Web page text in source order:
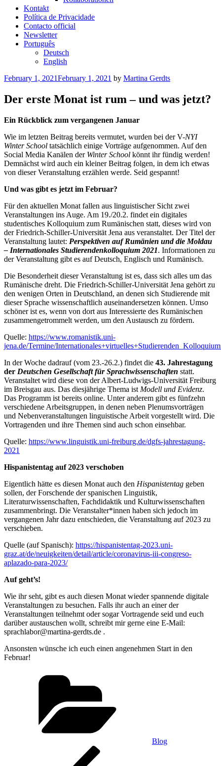
Kontakt
Política de Privacidade
Contacto official
Newsletter
Português
Deutsch
English
Posted
February 1, 2021February 1, 2021 by Martina Gerdts
Der erste Monat ist rum – und was jetzt?
Ein Rückblick zum vergangenen Januar
Wie im letzten Beitrag bereits vermutet, wurden bei der V-NYI
Winter School tatsächlich einige Vorträge aufgenommen. Auf den
Social Media Kanälen der Winter School könnt ihr fündig werden!
Demnächst wird auch ein kleiner Beitrag folgen, in dem ich etwas
von dieser Veranstaltung erzählen werde. Seid gespannt!
Und was gibt es jetzt im Februar?
Für den aktuellen Monat fallen aus linguistischer Sicht zwei
Veranstaltungen ins Auge. Am 19./20.2. findet ein digitales
studentisches Kolloquium zum Rumänischen statt, dieses wird von
der Friedrich-Schiller-Universität Jena aus veranstaltet. Der Titel der
Veranstaltung lautet: Perspektiven auf Rumänien und die Moldau
– Internationales Studierendenkolloquium 2021. Informationen zu
der Veranstaltung gibt es auf Deutsch, Englisch und Rumänisch.
Die Besonderheit dieser Veranstaltung ist es, dass sich alles um das
Rumänische dreht. Die Friedrich-Schiller-Universität Jena gehört zu
den wenigen Orten in Deutschland, an denen sich Studierende mit
dieser Sprache wissenschaftlich auseinandersetzen können. Umso
schöner ist es, wenn von dort aus Interessierte des Rumänischen
zusammengetrommelt werden, um den Austausch zu fördern.
Quelle: https://www.romanistik.uni-
jena.de/Termine/
In der Woche dadrauf (vom 23.-26.2.) findet die 43. Jahrestagung
der Deutschen Gesellschaft für Sprachwissenschaften statt.
Veranstaltet wird diese von der Albert-Ludwigs-Universität Freiburg
im Breisgau aus. Das diesjährige Thema ist Modell und Evidenz.
Das Programm ist bereits online. Unter anderem gibt es fünfzehn
verschiedene Arbeitsgruppen, in denen neben Plenumsvorträgen
und Nebenveranstaltungen linguistische Arbeit vorgestellt wird. Die
Vortragenden und ihre Themen sind auch schon einsehbar.
Quelle: https://www.linguistik.uni-freiburg.de/dgfs-jahrestagung-
2021
Hispanistentag auf 2023 verschoben
Eigentlich hätte es diesen Monat auch den Hispanistentag geben
sollen, der Forschende der spanischen Linguistik,
Literaturwissenschaften, Fachdidaktik und Kulturwissenschaften
zusammenbringt. Die Veranstalter*innen haben sich jedoch im
vergangenen Jahr dazu entschieden, die Veranstaltung auf 2023 zu
verschieben.
Quelle (auf Spanisch): https://hispanistentag-2023.uni-
graz.at/de/neuigkeiten/detail/article/coronavirus-iii-congreso-
aplazado-para-2023/
Auf geht’s!
Wie ihr seht, gibt es auch diesen Monat wieder spannende digitale
Veranstaltungen zu besuchen. Falls ihr auch an einer der
Veranstaltungen teilnehmt oder sogar Vortragende seid und euch
darüber austauschen wollt, schreibt mir gerne eine E-Mail:
sprachlabor@martina-gerdts.de .
Ansonsten wünsche ich euch einen angenehmen Start in den
Februar!
Blog